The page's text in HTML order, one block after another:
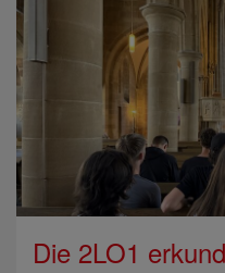
Die 2LO1